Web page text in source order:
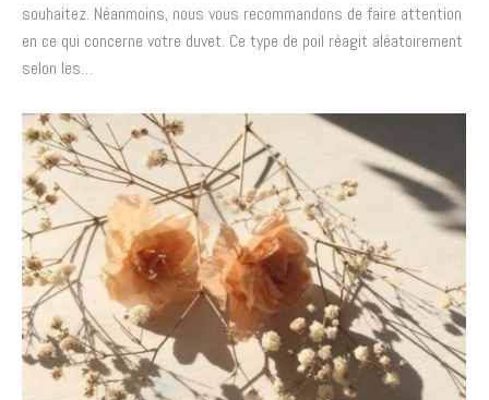
souhaitez. Néanmoins, nous vous recommandons de faire attention
en ce qui concerne votre duvet. Ce type de poil réagit aléatoirement
selon les…